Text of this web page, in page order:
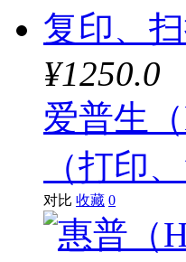
¥1250.0
爱普生
（打印
对比 收藏 0